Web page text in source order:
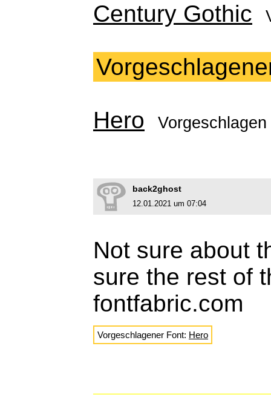
Century Gothic
Hero
back2ghost
12.01.2021 um 07:04
Not sure about
sure the rest of
fontfabric.com
Vorgeschlagener Font: Hero